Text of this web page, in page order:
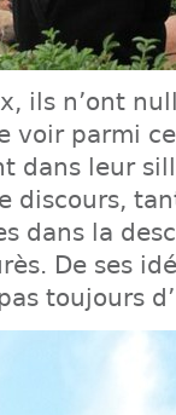
ils n’ont
voir parmi
dans leur
discours,
dans la
De ses
toujours